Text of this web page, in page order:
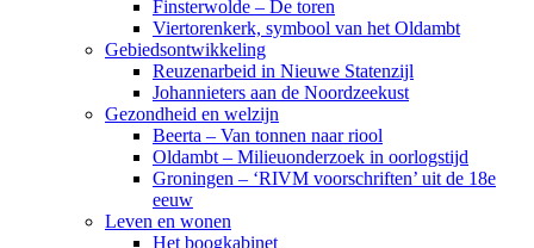
Finsterwolde – De toren
Viertorenkerk, symbool van het Oldambt
Gebiedsontwikkeling
Reuzenarbeid in Nieuwe Statenzijl
Johannieters aan de Noordzeekust
Gezondheid en welzijn
Beerta – Van tonnen naar riool
Oldambt – Milieuonderzoek in oorlogstijd
Groningen – ‘RIVM voorschriften’ uit de 18e
eeuw
Leven en wonen
Het boogkabinet